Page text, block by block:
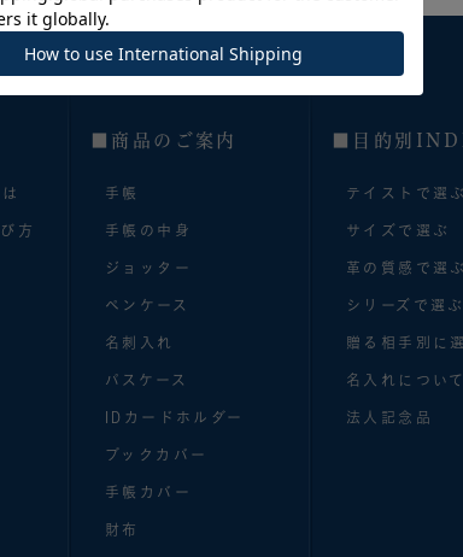
方
■商品のご案内
手帳
手帳の中身
ジョッター
ペンケース
名刺入れ
パスケース
IDカードホルダー
ブックカバー
手帳カバー
財布
■目的別
テイストで選ぶ
サイズで選ぶ
革の質感で選ぶ
シリーズで選ぶ
贈る相手別に
名入れについて
法人記念品